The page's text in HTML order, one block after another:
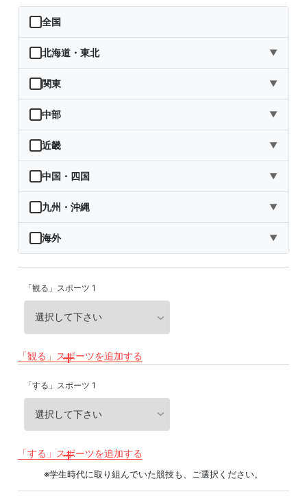
全国
北海道・東北 ▼
北海道
青森県
岩手県
宮城県
秋田県
関東 ▼
茨城県
栃木県
群馬県
埼玉県
千葉県
神奈川県
中部 ▼
新潟県
富山県
石川県
福井県
長野県
岐阜県
静岡県
愛知県
近畿 ▼
三重県
滋賀県
京都府
兵庫県
奈良県
和歌山県
中国・四国 ▼
鳥取県
島根県
岡山県
広島県
山口県
徳島県
香川県
愛媛県
九州・沖縄 ▼
福岡県
佐賀県
長崎県
熊本県
大分県
宮崎県
鹿児島県
海外 ▼
海外
「観る」スポーツ 1
「観る」スポーツを追加する
「する」スポーツ 1
「する」スポーツを追加する
※学生時代に取り組んでいた競技も、ご選択ください。